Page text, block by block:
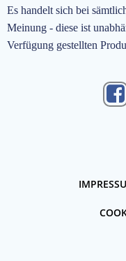
Es handelt sich bei
Meinung - diese ist
Verfügung gestellten